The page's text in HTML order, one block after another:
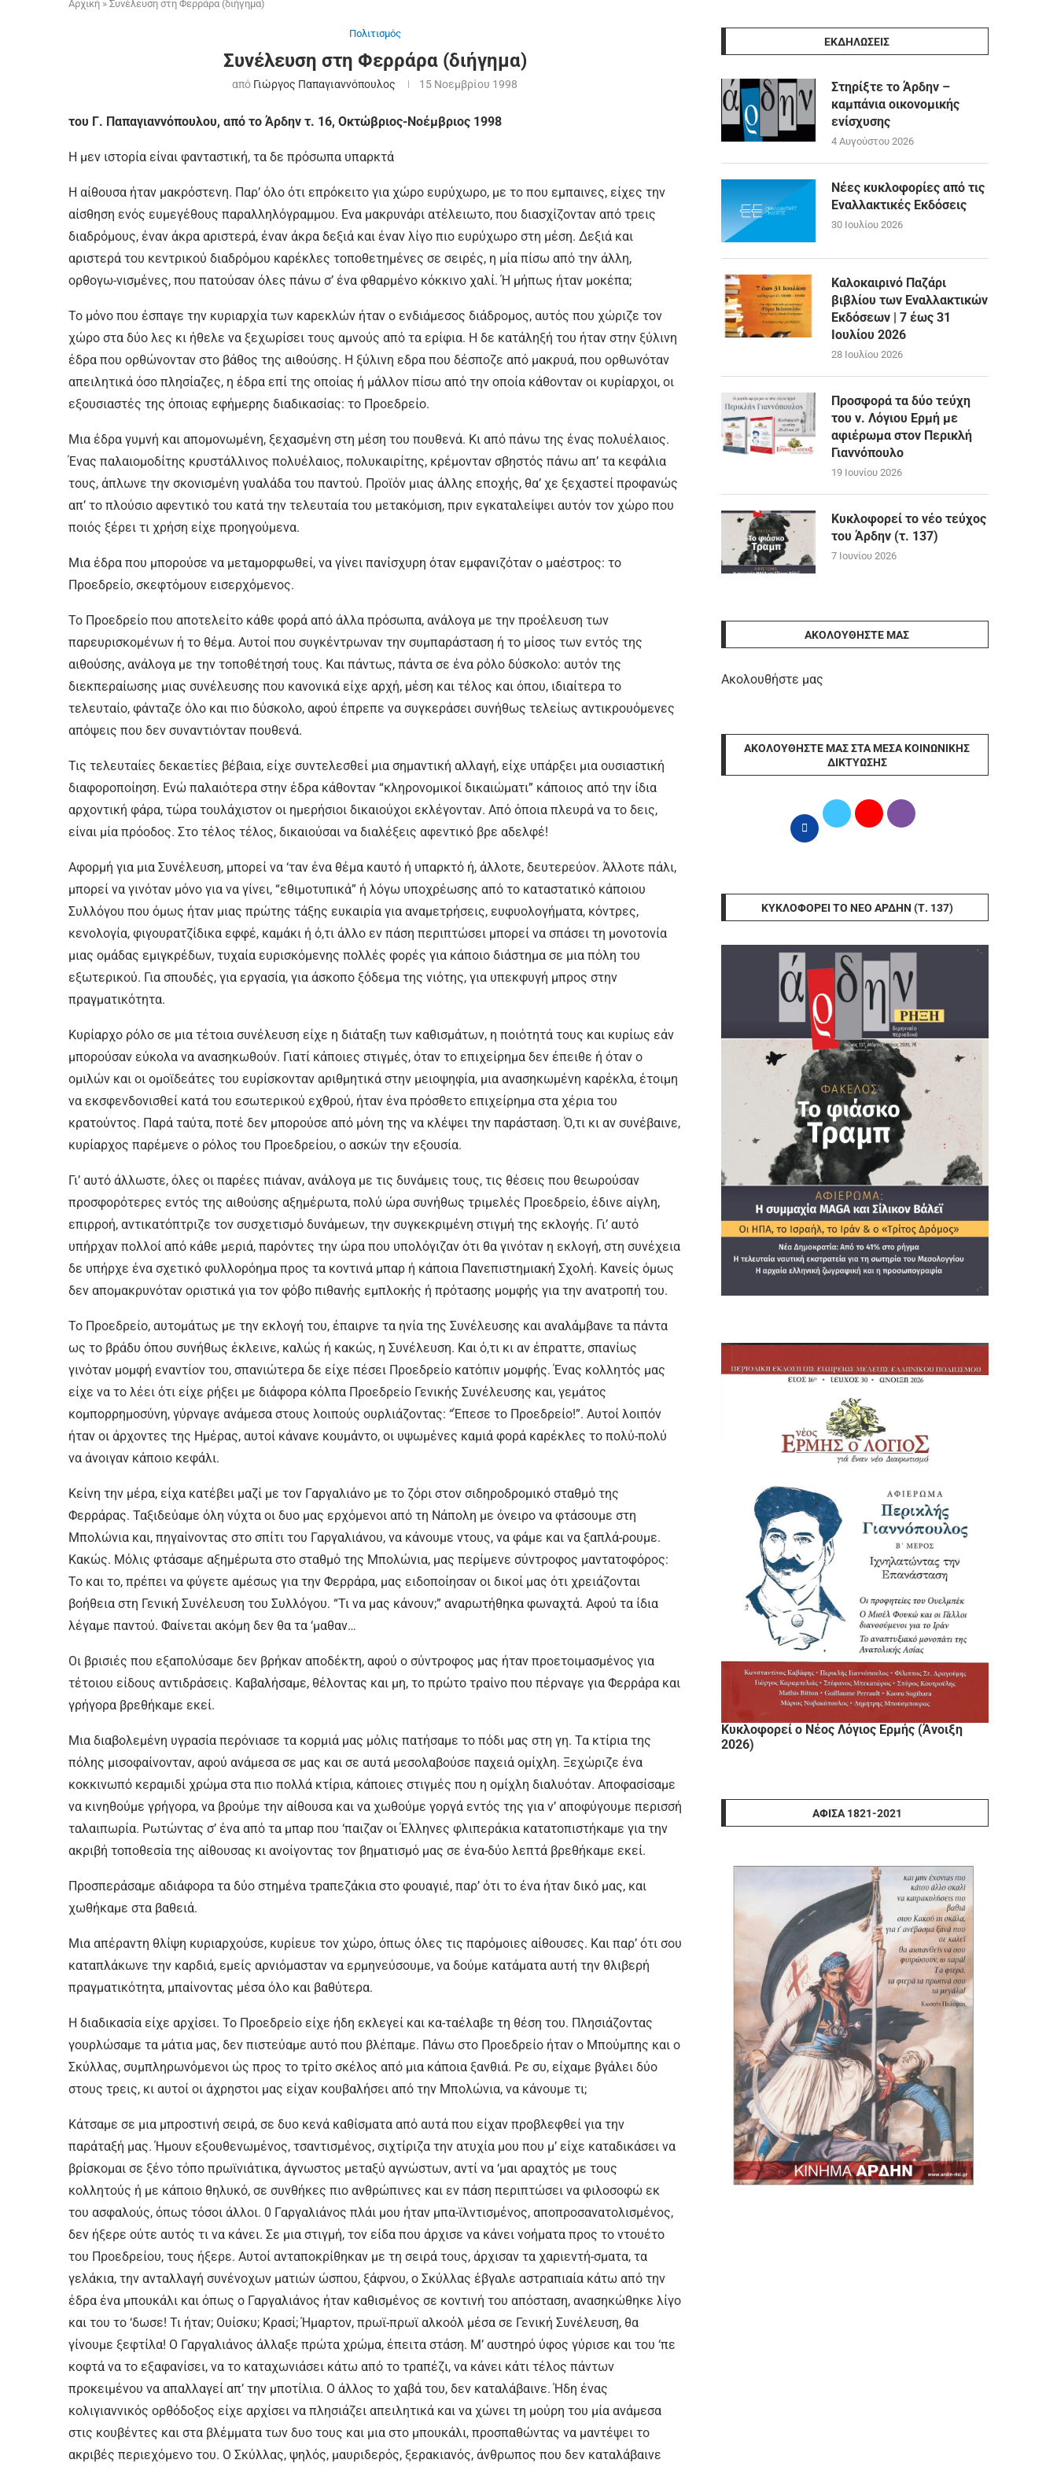
Αρχική » Συνέλευση στη Φερράρα (διήγημα)
Πολιτισμός
Συνέλευση στη Φερράρα (διήγημα)
από Γιώργος Παπαγιαννόπουλος 15 Νοεμβρίου 1998
του Γ. Παπαγιαννόπουλου, από το Άρδην τ. 16, Οκτώβριος-Νοέμβριος 1998
Η μεν ιστορία είναι φανταστική, τα δε πρόσωπα υπαρκτά
Η αίθουσα ήταν μακρόστενη. Παρ’ όλο ότι επρόκειτο για χώρο ευρύχωρο, με το που εμπαινες, είχες την
αίσθηση ενός ευμεγέθους παραλληλόγραμμου. Ενα μακρυνάρι ατέλειωτο, που διασχίζονταν από τρεις
διαδρόμους, έναν άκρα αριστερά, έναν άκρα δεξιά και έναν λίγο πιο ευρύχωρο στη μέση. Δεξιά και
αριστερά του κεντρικού διαδρόμου καρέκλες τοποθετημένες σε σειρές, η μία πίσω από την άλλη,
ορθογω-νισμένες, που πατούσαν όλες πάνω σ’ ένα φθαρμένο κόκκινο χαλί. Ή μήπως ήταν μοκέπα;
Το μόνο που έσπαγε την κυριαρχία των καρεκλών ήταν ο ενδιάμεσος διάδρομος, αυτός που χώριζε τον
χώρο στα δύο λες κι ήθελε να ξεχωρίσει τους αμνούς από τα ερίφια. Η δε κατάληξή του ήταν στην ξύλινη
έδρα που ορθώνονταν στο βάθος της αιθούσης. Η ξύλινη εδρα που δέσποζε από μακρυά, που ορθωνόταν
απειλητικά όσο πλησίαζες, η έδρα επί της οποίας ή μάλλον πίσω από την οποία κάθονταν οι κυρίαρχοι, οι
εξουσιαστές της όποιας εφήμερης διαδικασίας: το Προεδρείο.
Μια έδρα γυμνή και απομονωμένη, ξεχασμένη στη μέση του πουθενά. Κι από πάνω της ένας πολυέλαιος.
Ένας παλαιομοδίτης κρυστάλλινος πολυέλαιος, πολυκαιρίτης, κρέμονταν σβηστός πάνω απ’ τα κεφάλια
τους, άπλωνε την σκονισμένη γυαλάδα του παντού. Προϊόν μιας άλλης εποχής, θα’ χε ξεχαστεί προφανώς
απ’ το πλούσιο αφεντικό του κατά την τελευταία του μετακόμιση, πριν εγκαταλείψει αυτόν τον χώρο που
ποιός ξέρει τι χρήση είχε προηγούμενα.
Μια έδρα που μπορούσε να μεταμορφωθεί, να γίνει πανίσχυρη όταν εμφανιζόταν ο μαέστρος: το
Προεδρείο, σκεφτόμουν εισερχόμενος.
Το Προεδρείο που αποτελείτο κάθε φορά από άλλα πρόσωπα, ανάλογα με την προέλευση των
παρευρισκομένων ή το θέμα. Αυτοί που συγκέντρωναν την συμπαράσταση ή το μίσος των εντός της
αιθούσης, ανάλογα με την τοποθέτησή τους. Και πάντως, πάντα σε ένα ρόλο δύσκολο: αυτόν της
διεκπεραίωσης μιας συνέλευσης που κανονικά είχε αρχή, μέση και τέλος και όπου, ιδιαίτερα το
τελευταίο, φάνταζε όλο και πιο δύσκολο, αφού έπρεπε να συγκεράσει συνήθως τελείως αντικρουόμενες
απόψεις που δεν συναντιόνταν πουθενά.
Τις τελευταίες δεκαετίες βέβαια, είχε συντελεσθεί μια σημαντική αλλαγή, είχε υπάρξει μια ουσιαστική
διαφοροποίηση. Ενώ παλαιότερα στην έδρα κάθονταν “κληρονομικοί δικαιώματι” κάποιος από την ίδια
αρχοντική φάρα, τώρα τουλάχιστον οι ημερήσιοι δικαιούχοι εκλέγονταν. Από όποια πλευρά να το δεις,
είναι μία πρόοδος. Στο τέλος τέλος, δικαιούσαι να διαλέξεις αφεντικό βρε αδελφέ!
Αφορμή για μια Συνέλευση, μπορεί να ‘ταν ένα θέμα καυτό ή υπαρκτό ή, άλλοτε, δευτερεύον. Άλλοτε πάλι,
μπορεί να γινόταν μόνο για να γίνει, “εθιμοτυπικά” ή λόγω υποχρέωσης από το καταστατικό κάποιου
Συλλόγου που όμως ήταν μιας πρώτης τάξης ευκαιρία για αναμετρήσεις, ευφυολογήματα, κόντρες,
κενολογία, φιγουρατζίδικα εφφέ, καμάκι ή ό,τι άλλο εν πάση περιπτώσει μπορεί να σπάσει τη μονοτονία
μιας ομάδας εμιγκρέδων, τυχαία ευρισκόμενης πολλές φορές για κάποιο διάστημα σε μια πόλη του
εξωτερικού. Για σπουδές, για εργασία, για άσκοπο ξόδεμα της νιότης, για υπεκφυγή μπρος στην
πραγματικότητα.
Κυρίαρχο ρόλο σε μια τέτοια συνέλευση είχε η διάταξη των καθισμάτων, η ποιότητά τους και κυρίως εάν
μπορούσαν εύκολα να ανασηκωθούν. Γιατί κάποιες στιγμές, όταν το επιχείρημα δεν έπειθε ή όταν ο
ομιλών και οι ομοϊδεάτες του ευρίσκονταν αριθμητικά στην μειοψηφία, μια ανασηκωμένη καρέκλα, έτοιμη
να εκσφενδονισθεί κατά του εσωτερικού εχθρού, ήταν ένα πρόσθετο επιχείρημα στα χέρια του
κρατούντος. Παρά ταύτα, ποτέ δεν μπορούσε από μόνη της να κλέψει την παράσταση. Ό,τι κι αν συνέβαινε,
κυρίαρχος παρέμενε ο ρόλος του Προεδρείου, ο ασκών την εξουσία.
Γι’ αυτό άλλωστε, όλες οι παρέες πιάναν, ανάλογα με τις δυνάμεις τους, τις θέσεις που θεωρούσαν
προσφορότερες εντός της αιθούσης αξημέρωτα, πολύ ώρα συνήθως τριμελές Προεδρείο, έδινε αίγλη,
επιρροή, αντικατόπτριζε τον συσχετισμό δυνάμεων, την συγκεκριμένη στιγμή της εκλογής. Γι’ αυτό
υπήρχαν πολλοί από κάθε μεριά, παρόντες την ώρα που υπολόγιζαν ότι θα γινόταν η εκλογή, στη συνέχεια
δε υπήρχε ένα σχετικό φυλλορόημα προς τα κοντινά μπαρ ή κάποια Πανεπιστημιακή Σχολή. Κανείς όμως
δεν απομακρυνόταν οριστικά για τον φόβο πιθανής εμπλοκής ή πρότασης μομφής για την ανατροπή του.
Το Προεδρείο, αυτομάτως με την εκλογή του, έπαιρνε τα ηνία της Συνέλευσης και αναλάμβανε τα πάντα
ως το βράδυ όπου συνήθως έκλεινε, καλώς ή κακώς, η Συνέλευση. Και ό,τι κι αν έπραττε, σπανίως
γινόταν μομφή εναντίον του, σπανιώτερα δε είχε πέσει Προεδρείο κατόπιν μομφής. Ένας κολλητός μας
είχε να το λέει ότι είχε ρήξει με διάφορα κόλπα Προεδρείο Γενικής Συνέλευσης και, γεμάτος
κομπορρημοσύνη, γύρναγε ανάμεσα στους λοιπούς ουρλιάζοντας: “Έπεσε το Προεδρείο!”. Αυτοί λοιπόν
ήταν οι άρχοντες της Ημέρας, αυτοί κάνανε κουμάντο, οι υψωμένες καμιά φορά καρέκλες το πολύ-πολύ
να άνοιγαν κάποιο κεφάλι.
Κείνη την μέρα, είχα κατέβει μαζί με τον Γαργαλιάνο με το ζόρι στον σιδηροδρομικό σταθμό της
Φερράρας. Ταξιδεύαμε όλη νύχτα οι δυο μας ερχόμενοι από τη Νάπολη με όνειρο να φτάσουμε στη
Μπολώνια και, πηγαίνοντας στο σπίτι του Γαργαλιάνου, να κάνουμε ντους, να φάμε και να ξαπλά-ρουμε.
Κακώς. Μόλις φτάσαμε αξημέρωτα στο σταθμό της Μπολώνια, μας περίμενε σύντροφος μαντατοφόρος:
Το και το, πρέπει να φύγετε αμέσως για την Φερράρα, μας ειδοποίησαν οι δικοί μας ότι χρειάζονται
βοήθεια στη Γενική Συνέλευση του Συλλόγου. “Τι να μας κάνουν;” αναρωτήθηκα φωναχτά. Αφού τα ίδια
λέγαμε παντού. Φαίνεται ακόμη δεν θα τα ‘μαθαν…
Οι βρισιές που εξαπολύσαμε δεν βρήκαν αποδέκτη, αφού ο σύντροφος μας ήταν προετοιμασμένος για
τέτοιου είδους αντιδράσεις. Καβαλήσαμε, θέλοντας και μη, το πρώτο τραίνο που πέρναγε για Φερράρα και
γρήγορα βρεθήκαμε εκεί.
Μια διαβολεμένη υγρασία περόνιασε τα κορμιά μας μόλις πατήσαμε το πόδι μας στη γη. Τα κτίρια της
πόλης μισοφαίνονταν, αφού ανάμεσα σε μας και σε αυτά μεσολαβούσε παχειά ομίχλη. Ξεχώριζε ένα
κοκκινωπό κεραμιδί χρώμα στα πιο πολλά κτίρια, κάποιες στιγμές που η ομίχλη διαλυόταν. Αποφασίσαμε
να κινηθούμε γρήγορα, να βρούμε την αίθουσα και να χωθούμε γοργά εντός της για ν’ αποφύγουμε περισσή
ταλαιπωρία. Ρωτώντας σ’ ένα από τα μπαρ που ‘παιζαν οι Έλληνες φλιπεράκια κατατοπιστήκαμε για την
ακριβή τοποθεσία της αίθουσας κι ανοίγοντας τον βηματισμό μας σε ένα-δύο λεπτά βρεθήκαμε εκεί.
Προσπεράσαμε αδιάφορα τα δύο στημένα τραπεζάκια στο φουαγιέ, παρ’ ότι το ένα ήταν δικό μας, και
χωθήκαμε στα βαθειά.
Μια απέραντη θλίψη κυριαρχούσε, κυρίευε τον χώρο, όπως όλες τις παρόμοιες αίθουσες. Και παρ’ ότι σου
καταπλάκωνε την καρδιά, εμείς αρνιόμασταν να ερμηνεύσουμε, να δούμε κατάματα αυτή την θλιβερή
πραγματικότητα, μπαίνοντας μέσα όλο και βαθύτερα.
Η διαδικασία είχε αρχίσει. Το Προεδρείο είχε ήδη εκλεγεί και κα-ταέλαβε τη θέση του. Πλησιάζοντας
γουρλώσαμε τα μάτια μας, δεν πιστεύαμε αυτό που βλέπαμε. Πάνω στο Προεδρείο ήταν ο Μπούμπης και ο
Σκύλλας, συμπληρωνόμενοι ώς προς το τρίτο σκέλος από μια κάποια ξανθιά. Ρε συ, είχαμε βγάλει δύο
στους τρεις, κι αυτοί οι άχρηστοι μας είχαν κουβαλήσει από την Μπολώνια, να κάνουμε τι;
Κάτσαμε σε μια μπροστινή σειρά, σε δυο κενά καθίσματα από αυτά που είχαν προβλεφθεί για την
παράταξή μας. Ήμουν εξουθενωμένος, τσαντισμένος, σιχτίριζα την ατυχία μου που μ’ είχε καταδικάσει να
βρίσκομαι σε ξένο τόπο πρωϊνιάτικα, άγνωστος μεταξύ αγνώστων, αντί να ‘μαι αραχτός με τους
κολλητούς ή με κάποιο θηλυκό, σε συνθήκες πιο ανθρώπινες και εν πάση περιπτώσει να φιλοσοφώ εκ
του ασφαλούς, όπως τόσοι άλλοι. 0 Γαργαλιάνος πλάι μου ήταν μπα-ϊλντισμένος, αποπροσανατολισμένος,
δεν ήξερε ούτε αυτός τι να κάνει. Σε μια στιγμή, τον είδα που άρχισε να κάνει νοήματα προς το ντουέτο
του Προεδρείου, τους ήξερε. Αυτοί ανταποκρίθηκαν με τη σειρά τους, άρχισαν τα χαριεντή-σματα, τα
γελάκια, την ανταλλαγή συνένοχων ματιών ώσπου, ξάφνου, ο Σκύλλας έβγαλε αστραπιαία κάτω από την
έδρα ένα μπουκάλι και όπως ο Γαργαλιάνος ήταν καθισμένος σε κοντινή του απόσταση, ανασηκώθηκε λίγο
και του το ‘δωσε! Τι ήταν; Ουίσκυ; Κρασί; Ήμαρτον, πρωϊ-πρωϊ αλκοόλ μέσα σε Γενική Συνέλευση, θα
γίνουμε ξεφτίλα! Ο Γαργαλιάνος άλλαξε πρώτα χρώμα, έπειτα στάση. Μ’ αυστηρό ύφος γύρισε και του ‘πε
κοφτά να το εξαφανίσει, να το καταχωνιάσει κάτω από το τραπέζι, να κάνει κάτι τέλος πάντων
προκειμένου να απαλλαγεί απ’ την μποτίλια. Ο άλλος το χαβά του, δεν καταλάβαινε. Ήδη ένας
κολιγιαννικός ορθόδοξος είχε αρχίσει να πλησιάζει απειλητικά και να χώνει τη μούρη του μία ανάμεσα
στις κουβέντες και στα βλέμματα των δυο τους και μια στο μπουκάλι, προσπαθώντας να μαντέψει το
ακριβές περιεχόμενο του. Ο Σκύλλας, ψηλός, μαυριδερός, ξερακιανός, άνθρωπος που δεν καταλάβαινε
ΕΚΔΗΛΩΣΕΙΣ
Στηρίξτε το Άρδην –
καμπάνια οικονομικής
ενίσχυσης
4 Αυγούστου 2026
Νέες κυκλοφορίες από τις
Εναλλακτικές Εκδόσεις
30 Ιουλίου 2026
Καλοκαιρινό Παζάρι
βιβλίου των Εναλλακτικών
Εκδόσεων | 7 έως 31
Ιουλίου 2026
28 Ιουλίου 2026
Προσφορά τα δύο τεύχη
του ν. Λόγιου Ερμή με
αφιέρωμα στον Περικλή
Γιαννόπουλο
19 Ιουνίου 2026
Κυκλοφορεί το νέο τεύχος
του Άρδην (τ. 137)
7 Ιουνίου 2026
ΑΚΟΛΟΥΘΉΣΤΕ ΜΑΣ
Ακολουθήστε μας
ΑΚΟΛΟΥΘΉΣΤΕ ΜΑΣ ΣΤΑ ΜΈΣΑ ΚΟΙΝΩΝΙΚΉΣ
ΔΙΚΤΎΩΣΗΣ
ΚΥΚΛΟΦΟΡΕΊ ΤΟ ΝΈΟ ΆΡΔΗΝ (Τ. 137)
Κυκλοφορεί ο Νέος Λόγιος Ερμής (Άνοιξη
2026)
ΑΦΊΣΑ 1821-2021